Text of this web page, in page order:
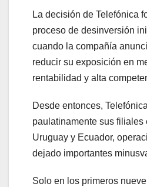
La decisión de Telefónica
proceso de desinversión
cuando la compañía
reducir su exposición en
rentabilidad y alta
Desde entonces,
paulatinamente sus filiales
Uruguay y Ecuador,
dejado importantes
Solo en los primeros